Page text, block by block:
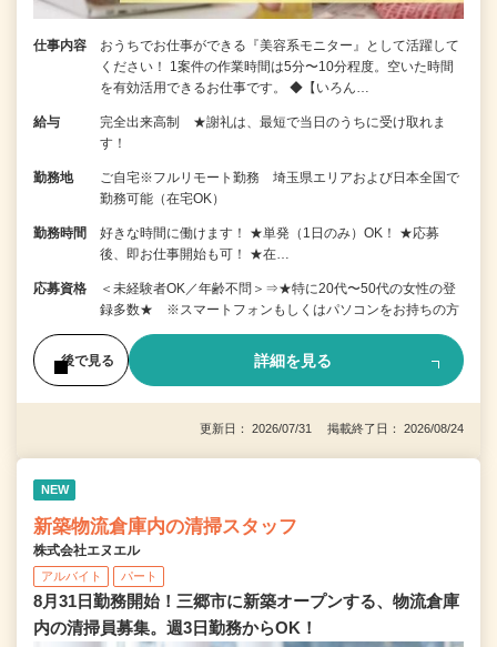
仕事内容
おうちでお仕事ができる『美容系モニター』として活躍して
ください！ 1案件の作業時間は5分〜10分程度。空いた時間
を有効活用できるお仕事です。 ◆【いろん…
給与
完全出来高制 ★謝礼は、最短で当日のうちに受け取れま
す！
勤務地
ご自宅※フルリモート勤務 埼玉県エリアおよび日本全国で
勤務可能（在宅OK）
勤務時間
好きな時間に働けます！ ★単発（1日のみ）OK！ ★応募
後、即お仕事開始も可！ ★在…
応募資格
＜未経験者OK／年齢不問＞⇒★特に20代〜50代の女性の登
録多数★ ※スマートフォンもしくはパソコンをお持ちの方
後で見る 詳細を見る
更新日： 2026/07/31 掲載終了日： 2026/08/24
NEW
新築物流倉庫内の清掃スタッフ
株式会社エヌエル
アルバイト パート
8月31日勤務開始！三郷市に新築オープンする、物流倉庫
内の清掃員募集。週3日勤務からOK！